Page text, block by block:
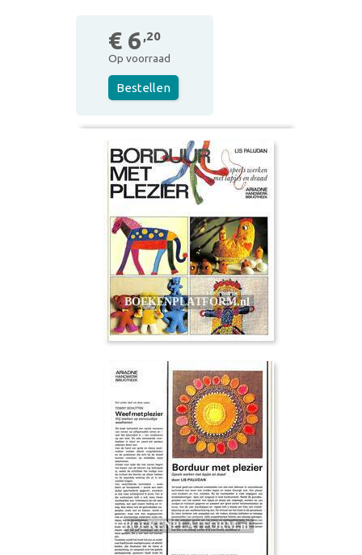
€ 6 ,20
Op voorraad
Bestellen